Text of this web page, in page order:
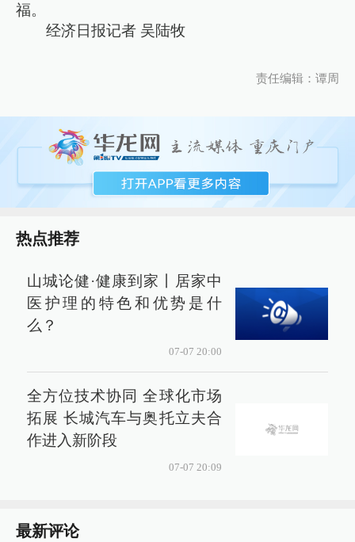
福。
经济日报记者 吴陆牧
责任编辑：谭周
热点推荐
山城论健·健康到家丨居家中
医护理的特色和优势是什
么？
07-07 20:00
全方位技术协同 全球化市场
拓展 长城汽车与奥托立夫合
作进入新阶段
07-07 20:09
最新评论